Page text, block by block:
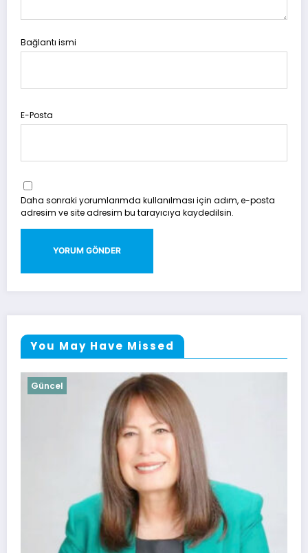
Bağlantı ismi
E-Posta
Daha sonraki yorumlarımda kullanılması için adım, e-posta
adresim ve site adresim bu tarayıcıya kaydedilsin.
You May Have Missed
Güncel
Soma Huzurevi Bocce Turnuvasında